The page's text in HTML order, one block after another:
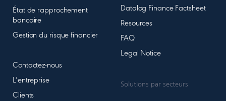
État de rapprochement
bancaire
Gestion du risque financier
Contactez-nous
L’entreprise
Clients
Datalog Finance Factsheet
Resources
FAQ
Legal Notice
Solutions par secteurs